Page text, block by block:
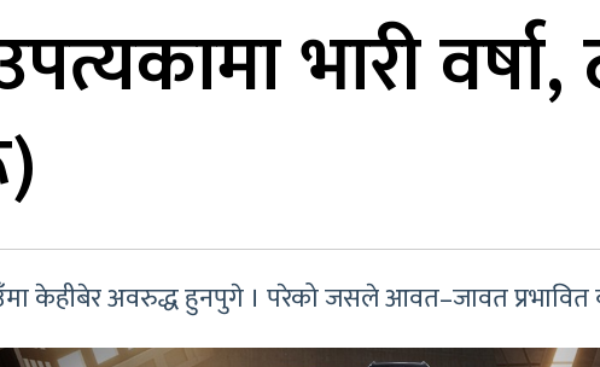
भारी
केहीबेर अवरुद्ध हुनपुगे । परेको जसले आवत–जावत प्रभावित